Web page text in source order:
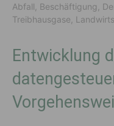
Abfall, Beschäftigung,
Treibhausgase,
Entwicklung